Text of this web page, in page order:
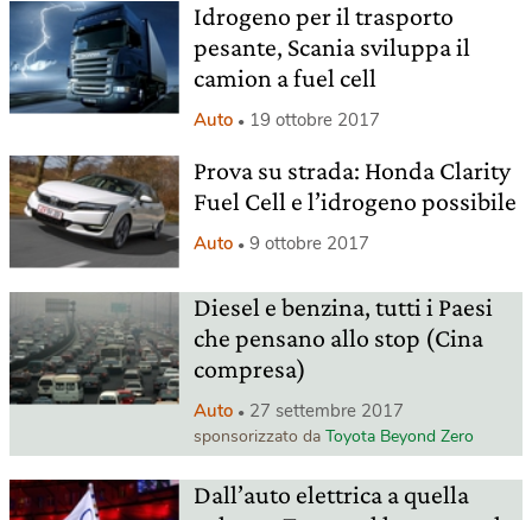
Idrogeno per il trasporto
pesante, Scania sviluppa il
camion a fuel cell
Auto 19 ottobre 2017
Prova su strada: Honda Clarity
Fuel Cell e l’idrogeno possibile
Auto 9 ottobre 2017
Diesel e benzina, tutti i Paesi
che pensano allo stop (Cina
compresa)
Auto 27 settembre 2017
sponsorizzato da Toyota Beyond Zero
Dall’auto elettrica a quella